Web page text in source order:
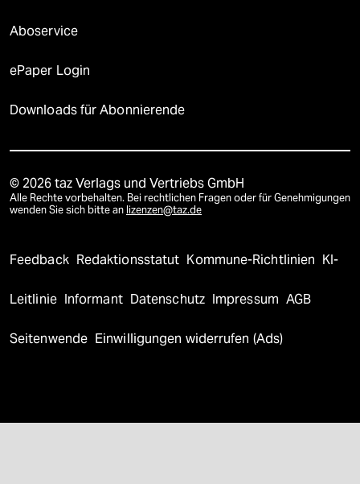
Aboservice
ePaper Login
Downloads für Abonnierende
© 2026 taz Verlags und Vertriebs GmbH
Alle Rechte vorbehalten. Bei rechtlichen Fragen oder für Genehmigungen
wenden Sie sich bitte an lizenzen@taz.de
Feedback Redaktionsstatut Kommune-Richtlinien KI-
Leitlinie Informant Datenschutz Impressum AGB
Seitenwende Einwilligungen widerrufen (Ads)